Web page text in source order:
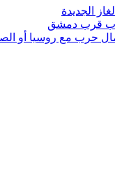
الجديدة
قرب دمشق
حرب مع روسيا أو